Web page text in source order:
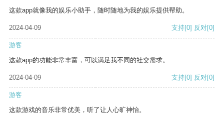
这款app就像我的娱乐小助手，随时随地为我的娱乐提供帮助。
2024-04-09 支持[0] 反对[0]
游客
这款app的功能非常丰富，可以满足我不同的社交需求。
2024-04-09 支持[0] 反对[0]
游客
这款游戏的音乐非常优美，听了让人心旷神怡。